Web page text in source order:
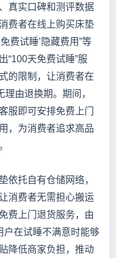
真实口碑和测评数据
费者在线上购买床垫
费试睡’隐藏费用”等
“100天免费试睡”服
的限制，让消费者在
由退换期。期间，
服即可安排免费上门
，为消费者追求高品
依托自有仓储网络，
消费者无需担心搬运
费上门退货服务，由
户在试睡不满意时能够
降低商家负担，推动